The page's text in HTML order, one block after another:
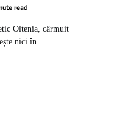
read
Oltenia, cârmuit
nici în…